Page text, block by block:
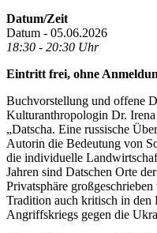
Datum/Zeit
Datum - 05.06.2026
18:30 - 20:30 Uhr
Eintritt frei, ohne
Buchvorstellung und offene
Kulturanthropologin Dr.
„Datscha. Eine russische
Autorin die Bedeutung von
die individuelle
Jahren sind Datschen Orte
Privatsphäre
Tradition auch kritisch in den
Angriffskriegs gegen die